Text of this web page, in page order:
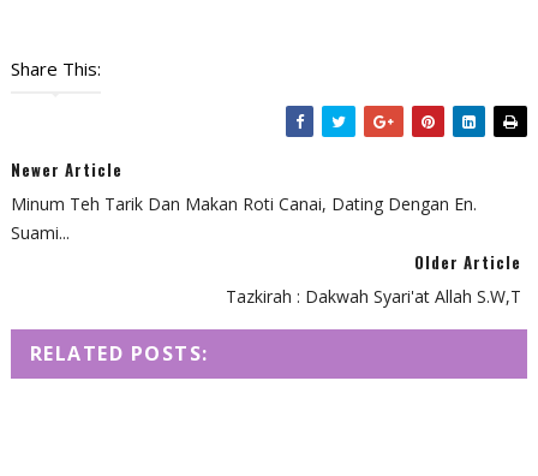
Share This:
Newer Article
Minum Teh Tarik Dan Makan Roti Canai, Dating Dengan En.
Suami...
Older Article
Tazkirah : Dakwah Syari'at Allah S.W,T
RELATED POSTS: